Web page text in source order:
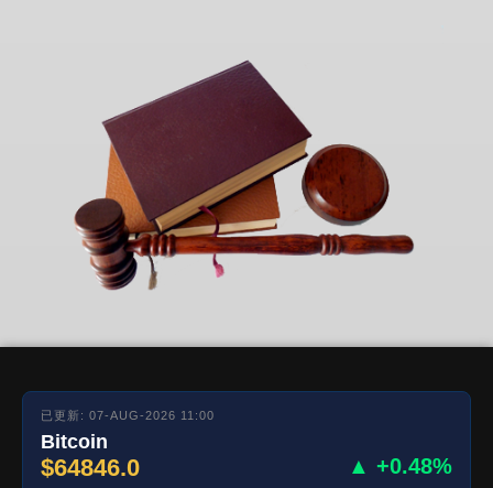
已更新: 07-AUG-2026 11:00
Bitcoin
$64846.0 ▲ +0.48%